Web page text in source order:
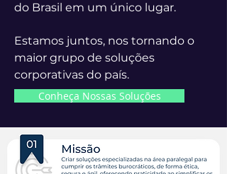
do Brasil em um único lugar.
Estamos juntos, nos tornando o
maior grupo de soluções
corporativas do país.
Conheça Nossas Soluções